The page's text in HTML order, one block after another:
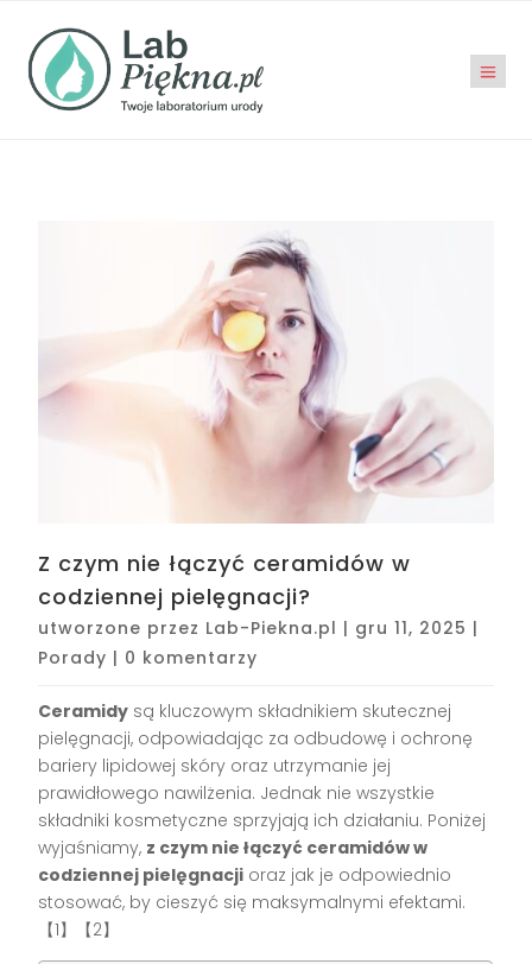
Z czym nie łączyć ceramidów w
codziennej pielęgnacji?
utworzone przez Lab-Piekna.pl | gru 11, 2025 |
Porady | 0 komentarzy
Ceramidy są kluczowym składnikiem skutecznej
pielęgnacji, odpowiadając za odbudowę i ochronę
bariery lipidowej skóry oraz utrzymanie jej
prawidłowego nawilżenia. Jednak nie wszystkie
składniki kosmetyczne sprzyjają ich działaniu. Poniżej
wyjaśniamy, z czym nie łączyć ceramidów w
codziennej pielęgnacji oraz jak je odpowiednio
stosować, by cieszyć się maksymalnymi efektami.
【1】【2】